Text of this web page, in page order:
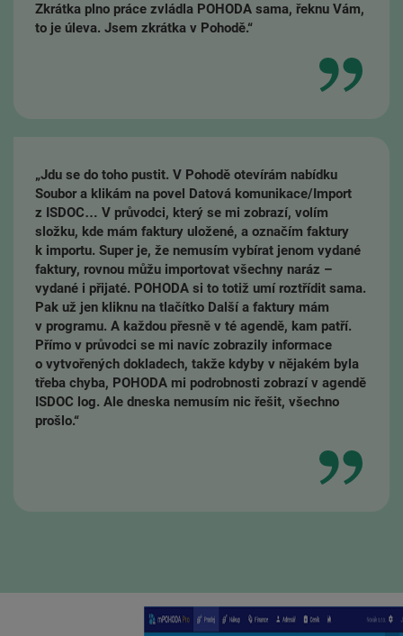
Zkrátka plno práce zvládla POHODA sama, řeknu Vám,
to je úleva. Jsem zkrátka v Pohodě.“
„Jdu se do toho pustit. V Pohodě otevírám nabídku
Soubor a klikám na povel Datová komunikace/Import
z ISDOC… V průvodci, který se mi zobrazí, volím
složku, kde mám faktury uložené, a označím faktury
k importu. Super je, že nemusím vybírat jenom vydané
faktury, rovnou můžu importovat všechny naráz –
vydané i přijaté. POHODA si to totiž umí roztřídit sama.
Pak už jen kliknu na tlačítko Další a faktury mám
v programu. A každou přesně v té agendě, kam patří.
Přímo v průvodci se mi navíc zobrazily informace
o vytvořených dokladech, takže kdyby v nějakém byla
třeba chyba, POHODA mi podrobnosti zobrazí v agendě
ISDOC log. Ale dneska nemusím nic řešit, všechno
prošlo.“